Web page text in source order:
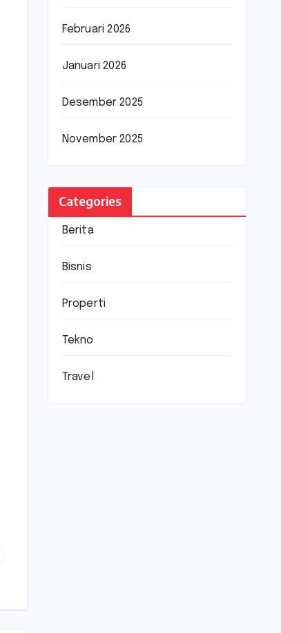
Februari 2026
Januari 2026
Desember 2025
November 2025
Categories
Berita
Bisnis
Properti
Tekno
Travel